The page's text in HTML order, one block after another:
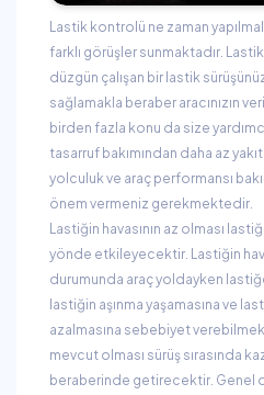
Lastik kontrolü ne zaman
farklı görüşler sunmaktadır.
düzgün çalışan bir lastik
sağlamakla beraber aracınızın
birden fazla konu da size
tasarruf bakımından daha az
yolculuk ve araç performansı
önem vermeniz gerekmektedir.
Lastiğin havasının az olması
yönde etkileyecektir. Lastiğin
durumunda araç yoldayken
lastiğin aşınma yaşamasına ve
azalmasına sebebiyet
mevcut olması sürüş sırasında
beraberinde getirecektir. Genel